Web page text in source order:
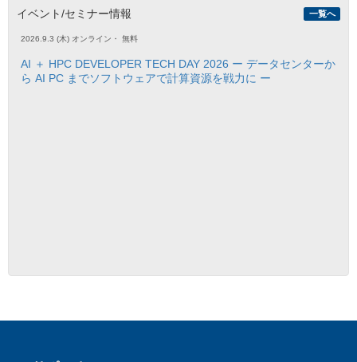
2026.4.17
【オンデマンド配信開始】インテル Core
Ultra プロ
セッサー向け OpenMP* アプリケーションの最適化セ
ミナーのトレーニング資料、動画を購入者限定サイト
OpenMP* アプリケーションの最適化セミナー【参加無
一覧へ
イベント/セミナー情報
2026.9.3 (木) オンライン ・ 無料
AI ＋ HPC DEVELOPER TECH DAY 2026 ー データセンターか
ら AI PC までソフトウェアで計算資源を戦力に ー